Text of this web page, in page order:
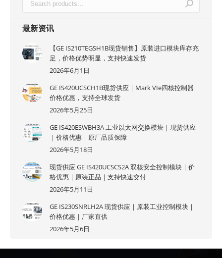
最新资讯
【GE IS210TEGSH1B现货销售】原装进口模块库存充
足，价格优势明显，支持快速发货
2026年6月1日
GE IS420UCSCH1B现货供应｜Mark VIe四核控制器
价格优惠，支持全球发货
2026年5月25日
GE IS420ESWBH3A 工业以太网交换模块｜现货供应
｜价格优惠｜原厂品质保障
2026年5月18日
现货供应 GE IS420UCSCS2A 双核安全控制模块｜价
格优惠｜原装正品｜支持快速交付
2026年5月11日
GE IS230SNRLH2A 现货供应｜原装工业控制模块｜
价格优惠｜厂家直供
2026年5月6日